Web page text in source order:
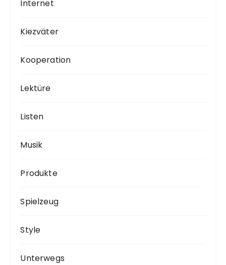
Internet
Kiezväter
Kooperation
Lektüre
Listen
Musik
Produkte
Spielzeug
Style
Unterwegs